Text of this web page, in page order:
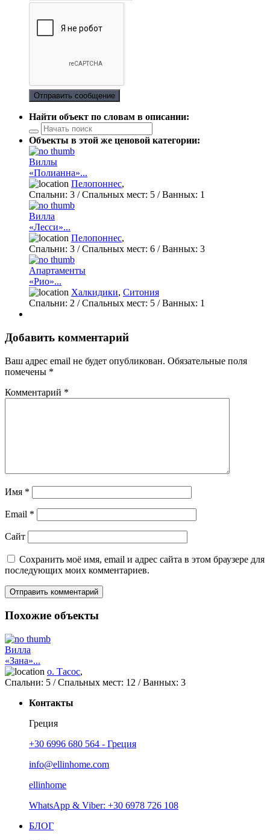
Отправить сообщение
Найти объект по словам в описании:
Объекты в этой же ценовой категории:
Виллы
«Полианна»...
Пелопоннес,
Спальни: 3 / Спальных мест: 5 /Ванных: 1
Вилла
«Лесси»...
Пелопоннес,
Спальни: 3 / Спальных мест: 6 /Ванных: 3
Апартаменты
«Рио»...
Халкидики, Ситония
Спальни: 2 / Спальных мест: 5 /Ванных: 1
Добавить комментарий
Ваш адрес email не будет опубликован. Обязательные поля
помечены *
Комментарий *
Имя *
Email *
Сайт
Сохранить моё имя, email и адрес сайта в этом браузере для
последующих моих комментариев.
Похожие объекты
Вилла
«Зана»...
о. Тасос,
Спальни: 5 / Спальных мест: 12 /Ванных: 3
Контакты
Греция
+30 6996 680 564 - Греция
info@ellinhome.com
ellinhome
WhatsApp & Viber: +30 6978 726 108
БЛОГ